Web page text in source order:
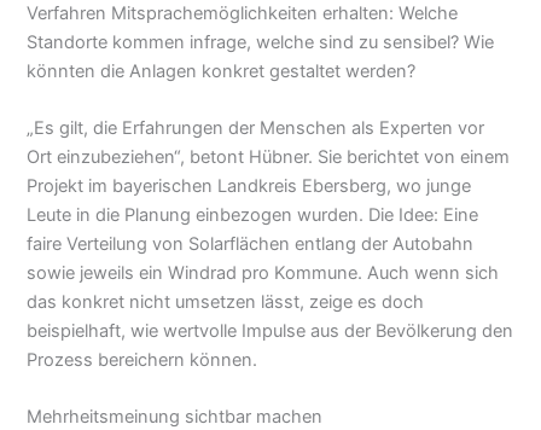
Verfahren Mitsprachemöglichkeiten erhalten: Welche
Standorte kommen infrage, welche sind zu sensibel? Wie
könnten die Anlagen konkret gestaltet werden?
„Es gilt, die Erfahrungen der Menschen als Experten vor
Ort einzubeziehen“, betont Hübner. Sie berichtet von einem
Projekt im bayerischen Landkreis Ebersberg, wo junge
Leute in die Planung einbezogen wurden. Die Idee: Eine
faire Verteilung von Solarflächen entlang der Autobahn
sowie jeweils ein Windrad pro Kommune. Auch wenn sich
das konkret nicht umsetzen lässt, zeige es doch
beispielhaft, wie wertvolle Impulse aus der Bevölkerung den
Prozess bereichern können.
Mehrheitsmeinung sichtbar machen